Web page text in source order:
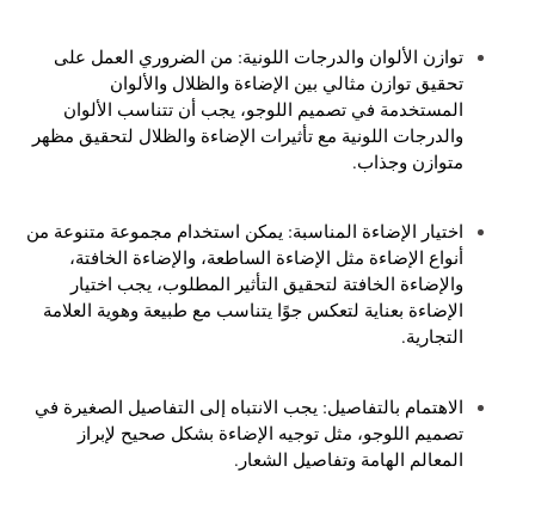
توازن الألوان والدرجات اللونية: من الضروري العمل على
تحقيق توازن مثالي بين الإضاءة والظلال والألوان
المستخدمة في تصميم اللوجو، يجب أن تتناسب الألوان
والدرجات اللونية مع تأثيرات الإضاءة والظلال لتحقيق مظهر
متوازن وجذاب.
اختيار الإضاءة المناسبة: يمكن استخدام مجموعة متنوعة من
أنواع الإضاءة مثل الإضاءة الساطعة، والإضاءة الخافتة،
والإضاءة الخافتة لتحقيق التأثير المطلوب، يجب اختيار
الإضاءة بعناية لتعكس جوًا يتناسب مع طبيعة وهوية العلامة
التجارية.
الاهتمام بالتفاصيل: يجب الانتباه إلى التفاصيل الصغيرة في
تصميم اللوجو، مثل توجيه الإضاءة بشكل صحيح لإبراز
المعالم الهامة وتفاصيل الشعار.